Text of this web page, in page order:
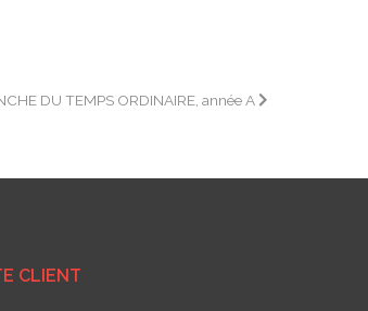
DU TEMPS ORDINAIRE, année A
CLIENT